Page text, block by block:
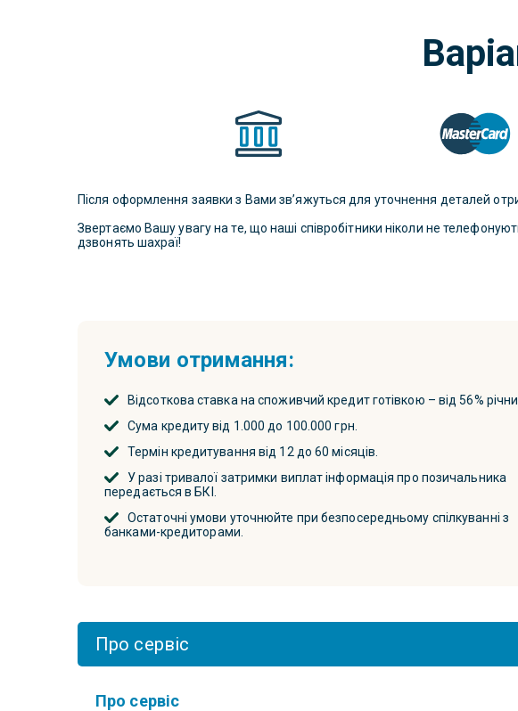
Після оформлення заявки з Вами зв’яжуться для уточнення деталей
Звертаємо Вашу увагу на те, що наші співробітники ніколи не
дзвонять шахраї!
Умови отримання:
Відсоткова ставка на споживчий кредит готівкою – від 56%
Сума кредиту від 1.000 до 100.000 грн.
Термін кредитування від 12 до 60 місяців.
У разі тривалої затримки виплат інформація про позичальника
передається в БКІ.
Остаточні умови уточнюйте при безпосередньому спілкуванні з
банками-кредиторами.
Про сервіс
Про сервіс